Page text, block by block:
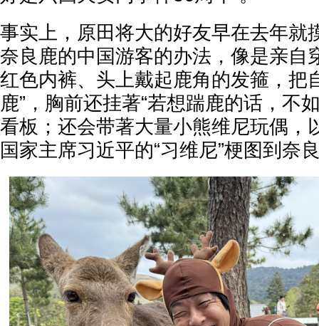
事实上，原田将大的好友早在去年就
奈良鹿的中国游客的办法，像是亲自
红色内裤、头上戴起鹿角的发箍，把
鹿”，胸前还挂著“若想踹鹿的话，不
看板；还会带著大量小熊维尼玩偶，
国家主席习近平的“习维尼”梗图到奈